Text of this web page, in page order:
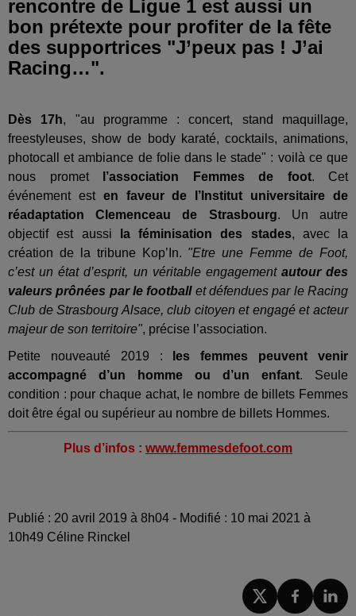
rencontre de Ligue 1 est aussi un
bon prétexte pour profiter de la fête
des supportrices "J’peux pas ! J’ai
Racing…".
Dès 17h, "au programme : concert, stand maquillage,
freestyleuses, show de body karaté, cocktails, animations,
photocall et ambiance de folie dans le stade" : voilà ce que
nous promet
l’association Femmes de foot. Cet
événement est en faveur de l’Institut universitaire de
réadaptation Clemenceau de Strasbourg. Un autre
objectif est aussi
la féminisation des stades, avec la
création de la tribune Kop’In. "Etre une Femme de Foot,
c’est un état d’esprit, un véritable engagementautour des
valeurs prônées par le footballet défendues par le Racing
Club de Strasbourg Alsace, club citoyen et engagé et acteur
majeur de son territoire", précise l’association.
Petite nouveauté 2019 : les femmes peuvent venir
accompagné d’un homme ou d’un enfant. Seule
condition : pour chaque achat, le nombre de billets Femmes
doit être égal ou supérieur au nombre de billets Hommes.
Plus d’infos : www.femmesdefoot.com
Publié : 20 avril 2019 à 8h04 - Modifié : 10 mai 2021 à
10h49 Céline Rinckel